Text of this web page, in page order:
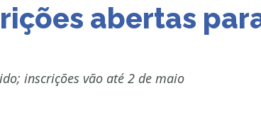
abertas
inscrições vão até 2 de maio